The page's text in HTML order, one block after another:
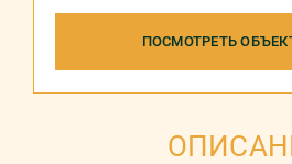
ПОСМОТРЕТЬ